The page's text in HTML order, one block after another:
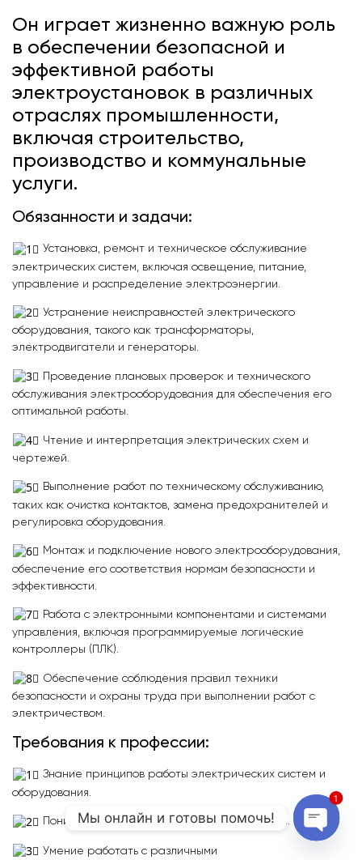
Он играет жизненно важную роль
в обеспечении безопасной и
эффективной работы
электроустановок в различных
отраслях промышленности,
включая строительство,
производство и коммунальные
услуги.
Обязанности и задачи:
Установка, ремонт и техническое обслуживание
электрических систем, включая освещение, питание,
управление и распределение электроэнергии.
Устранение неисправностей электрического
оборудования, такого как трансформаторы,
электродвигатели и генераторы.
Проведение плановых проверок и технического
обслуживания электрооборудования для обеспечения его
оптимальной работы.
Чтение и интерпретация электрических схем и
чертежей.
Выполнение работ по техническому обслуживанию,
таких как очистка контактов, замена предохранителей и
регулировка оборудования.
Монтаж и подключение нового электрооборудования,
обеспечение его соответствия нормам безопасности и
эффективности.
Работа с электронными компонентами и системами
управления, включая программируемые логические
контроллеры (ПЛК).
Обеспечение соблюдения правил техники
безопасности и охраны труда при выполнении работ с
электричеством.
Требования к профессии:
Знание принципов работы электрических систем и
оборудования.
Понимание электрических схем и чертежей.
Умение работать с различными
Мы онлайн и готовы помочь!
1